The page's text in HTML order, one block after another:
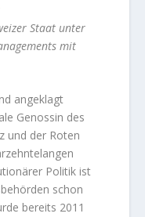
Staat unter
mit
angeklagt
Genossin des
und der Roten
Politik ist
schon
bereits 2011